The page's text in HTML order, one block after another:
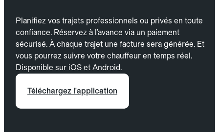
Planifiez vos trajets professionnels ou privés en toute
confiance. Réservez à l’avance via un paiement
sécurisé. À chaque trajet une facture sera générée. Et
vous pourrez suivre votre chauffeur en temps réel.
Disponible sur iOS et Android.
Téléchargez l'application